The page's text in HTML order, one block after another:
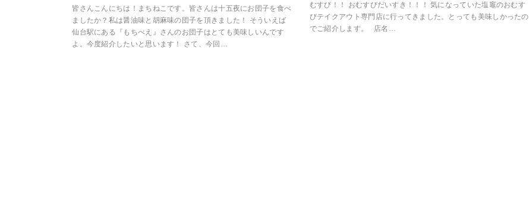
皆さんこんにちは！まちねこです。皆さんは十五夜にお団子を食べ
ましたか？私は醤油味と胡麻味の団子を頂きました！ そういえば
仙台駅にある『もちべえ』さんのお団子はとても美味しいんです
よ。今度紹介したいと思います！ さて、今回…
むすび！！ おむすびだいすき！！！ 気になっていた塩竈のおむす
びテイクアウト専門店に行ってきました。とっても美味しかったの
でご紹介します。 店名…